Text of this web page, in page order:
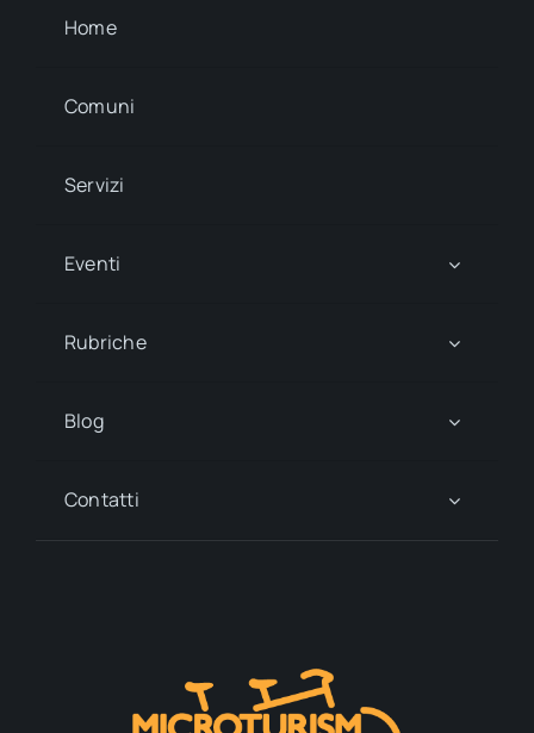
Home
Comuni
Servizi
Eventi
Rubriche
Blog
Contatti